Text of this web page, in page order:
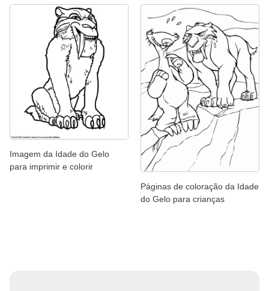
Imagem da Idade do Gelo
para imprimir e colorir
Páginas de coloração da Idade
do Gelo para crianças